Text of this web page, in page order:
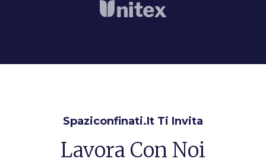
Spaziconfinati.it Ti Invita
Lavora Con Noi